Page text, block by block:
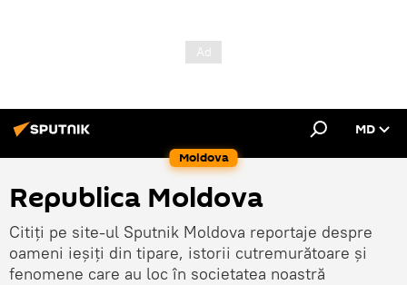
Moldova
MD
Republica Moldova
Citiți pe site-ul Sputnik Moldova reportaje despre
oameni ieșiți din tipare, istorii cutremurătoare și
fenomene care au loc în societatea noastră